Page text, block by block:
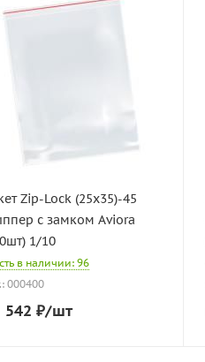
Zip-Lock (25х35)-45
с замком Aviora
1/10
в наличии: 96
000400
542 ₽/шт